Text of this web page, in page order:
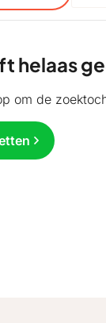
helaas
om de